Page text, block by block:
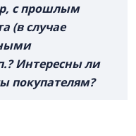
с прошлым
(в случае
Интересны ли
покупателям?